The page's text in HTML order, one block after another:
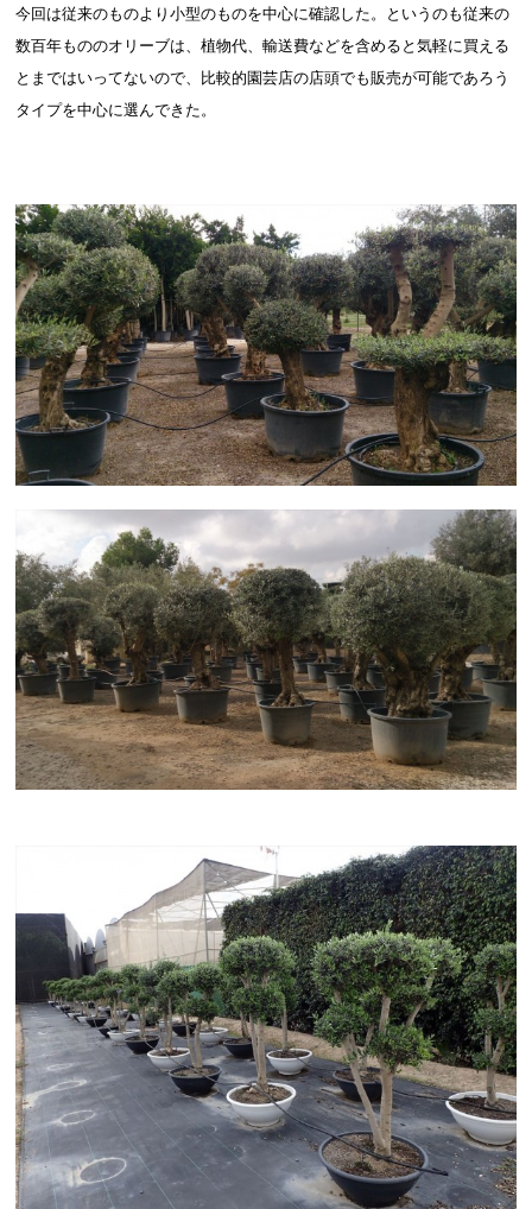
今回は従来のものより小型のものを中心に確認した。というのも従来の
数百年もののオリーブは、植物代、輸送費などを含めると気軽に買える
とまではいってないので、比較的園芸店の店頭でも販売が可能であろう
タイプを中心に選んできた。